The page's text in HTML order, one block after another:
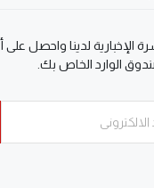
الإخبارية لدينا واحصل على
الوارد الخاص بك.